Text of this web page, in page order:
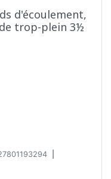
d'écoulement,
trop-plein 3½